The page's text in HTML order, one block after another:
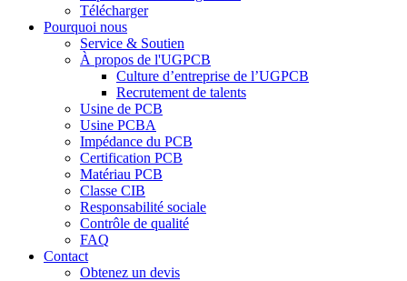
Télécharger
Pourquoi nous
Service & Soutien
À propos de l'UGPCB
Culture d’entreprise de l’UGPCB
Recrutement de talents
Usine de PCB
Usine PCBA
Impédance du PCB
Certification PCB
Matériau PCB
Classe CIB
Responsabilité sociale
Contrôle de qualité
FAQ
Contact
Obtenez un devis